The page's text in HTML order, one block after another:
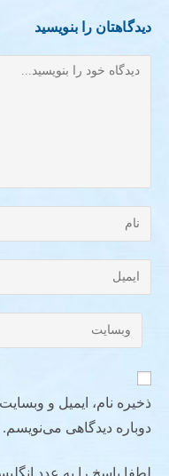
دیدگاهتان را بنویسید
ذخیره نام، ایمیل و
دوباره دیدگاهی می‌نویسم.
لطفا پاسخ را به عدد